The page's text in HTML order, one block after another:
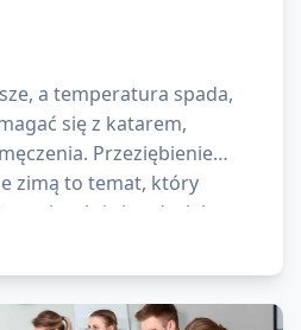
a temperatura spada,
się z katarem,
Przeziębienie
zimą to temat, który
– niezależnie od wieku czy
chorujemy jesienią i zimą
miesiącach?